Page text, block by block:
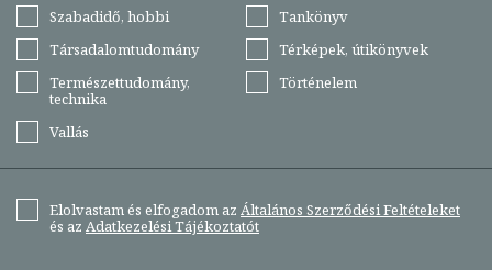
Szabadidő, hobbi
Tankönyv
Társadalomtudomány
Térképek, útikönyvek
Természettudomány,
technika
Történelem
Vallás
Elolvastam és elfogadom az Általános Szerződési Feltételeket
és az Adatkezelési Tájékoztatót